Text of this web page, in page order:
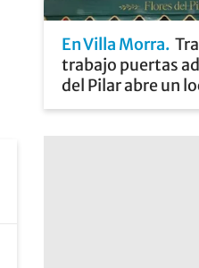
En Villa Morra
trabajo puertas
del Pilar abre un